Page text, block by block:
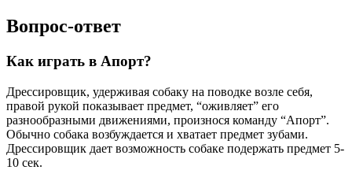
Вопрос-ответ
Как играть в Апорт?
Дрессировщик, удерживая собаку на поводке возле себя,
правой рукой показывает предмет, “оживляет” его
разнообразными движениями, произнося команду “Апорт”.
Обычно собака возбуждается и хватает предмет зубами.
Дрессировщик дает возможность собаке подержать предмет 5-
10 сек.